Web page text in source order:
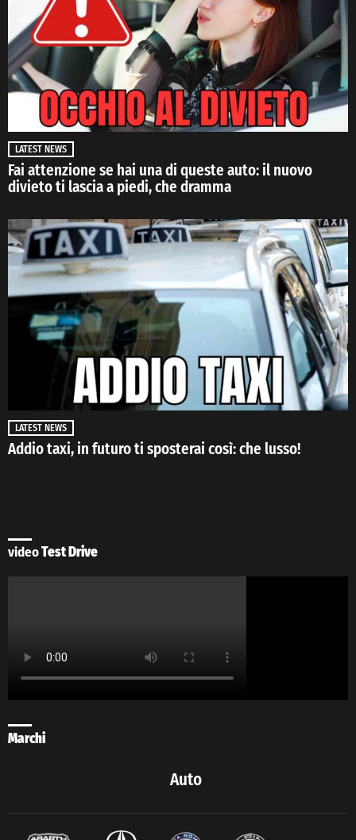
LATEST NEWS
Fai attenzione se hai una di queste auto: il nuovo
divieto ti lascia a piedi, che dramma
LATEST NEWS
Addio taxi, in futuro ti sposterai così: che lusso!
videoTest Drive
Marchi
Auto